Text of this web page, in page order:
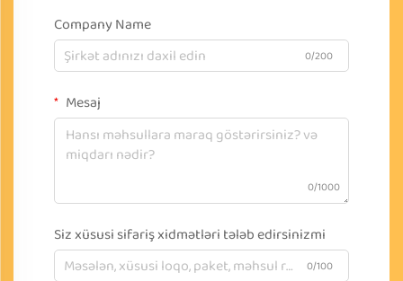
Company Name
0/200
Mesaj
0/1000
Siz xüsusi sifariş xidmətləri tələb edirsinizmi
0/100